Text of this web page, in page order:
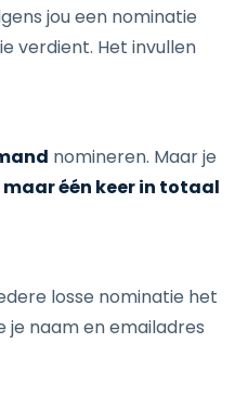
jou een nominatie
verdient. Het invullen
nomineren. Maar je
maar één keer in totaal
losse nominatie het
je naam en emailadres